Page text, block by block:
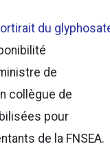
du
de
collègue de
pour
de la FNSEA.